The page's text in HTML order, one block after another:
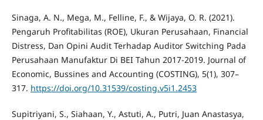
Sinaga, A. N., Mega, M., Felline, F., & Wijaya, O. R. (2021).
Pengaruh Profitabilitas (ROE), Ukuran Perusahaan, Financial
Distress, Dan Opini Audit Terhadap Auditor Switching Pada
Perusahaan Manufaktur Di BEI Tahun 2017-2019. Journal of
Economic, Bussines and Accounting (COSTING), 5(1), 307–
317. https://doi.org/10.31539/costing.v5i1.2453
Supitriyani, S., Siahaan, Y., Astuti, A., Putri, Juan Anastasya,